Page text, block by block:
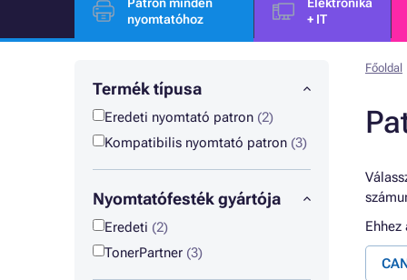
nyomtatóhoz
+ IT
Termék típusa
Eredeti nyomtató patron (2)
Kompatibilis nyomtató patron (3)
Nyomtatófesték gyártója
Eredeti (2)
TonerPartner (3)
Főoldal